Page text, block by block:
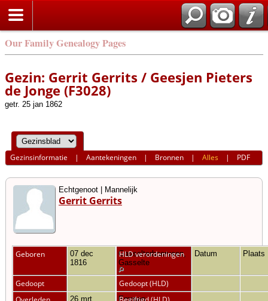
Our Family Genealogy Pages
Gezin: Gerrit Gerrits / Geesjen Pieters
de Jonge (F3028)
getr. 25 jan 1862
Gezinsinformatie |Aantekeningen | Bronnen |Alles | PDF
Echtgenoot | Mannelijk
Gerrit Gerrits
Geboren
07 dec
1816
Gasselterboerveen,
Gasselte
HLD verordeningen Datum Plaats
Gedoopt
Gedoopt (HLD)
26 mrt
Emmen